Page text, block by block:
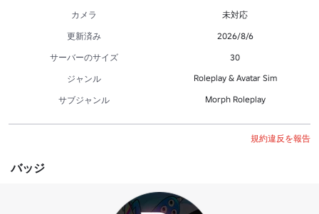
カメラ
未対応
更新済み
2026/8/6
サーバーのサイズ
30
ジャンル
Roleplay & Avatar Sim
サブジャンル Morph Roleplay
規約違反を報告
バッジ